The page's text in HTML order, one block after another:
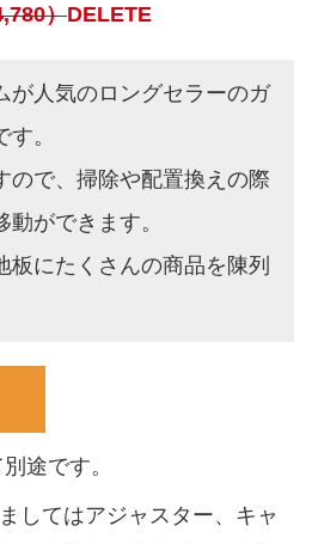
）DELETE
が人気のロングセラーのガ
。
ので、掃除や配置換えの際
ができます。
板にたくさんの商品を陳列
途です。
してはアジャスター、キャ